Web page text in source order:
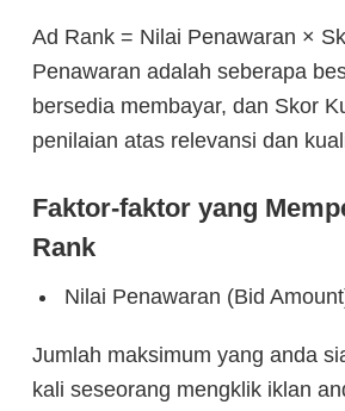
Ad Rank = Nilai Penawaran ×
Penawaran adalah seberapa
bersedia membayar, dan Skor
penilaian atas relevansi dan
Faktor-faktor yang
Rank
Nilai Penawaran (Bid
Jumlah maksimum yang anda
kali seseorang mengklik iklan